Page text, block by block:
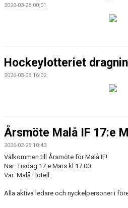
2026-03-28 00:01
Hockeylotteriet
2026-03-08 16:02
Årsmöte Malå IF 17:e
2026-02-25 10:43
Välkommen till Årsmöte för Malå IF!
När: Tisdag 17:e Mars kl 17.00
Var: Malå Hotell
Alla aktiva ledare och nyckelpersoner i